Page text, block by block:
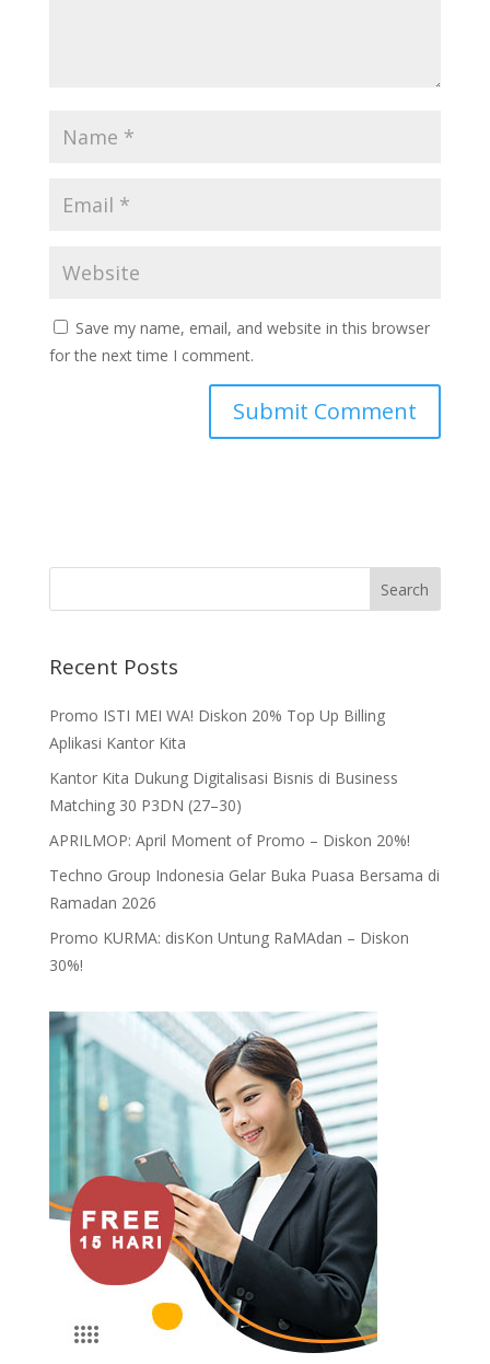
Save my name, email, and website in this browser
for the next time I comment.
Recent Posts
Promo ISTI MEI WA! Diskon 20% Top Up Billing
Aplikasi Kantor Kita
Kantor Kita Dukung Digitalisasi Bisnis di Business
Matching 30 P3DN (27–30)
APRILMOP: April Moment of Promo – Diskon 20%!
Techno Group Indonesia Gelar Buka Puasa Bersama di
Ramadan 2026
Promo KURMA: disKon Untung RaMAdan – Diskon
30%!